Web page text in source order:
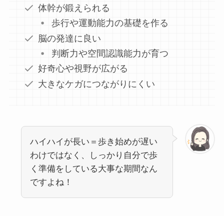
体幹が鍛えられる
歩行や運動能力の基礎を作る
脳の発達に良い
判断力や空間認識能力が育つ
好奇心や視野が広がる
大きなケガにつながりにくい
ハイハイが長い＝歩き始めが遅い
わけではなく、しっかり自分で歩
く準備をしている大事な期間なん
ですよね！